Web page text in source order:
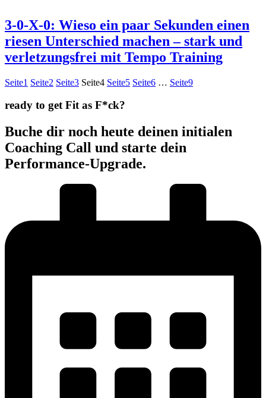
3-0-X-0: Wieso ein paar Sekunden einen
riesen Unterschied machen – stark und
verletzungsfrei mit Tempo Training
Seite1 Seite2 Seite3 Seite4 Seite5 Seite6 … Seite9
ready to get Fit as F*ck?
Buche dir noch heute deinen initialen
Coaching Call und starte dein
Performance-Upgrade.